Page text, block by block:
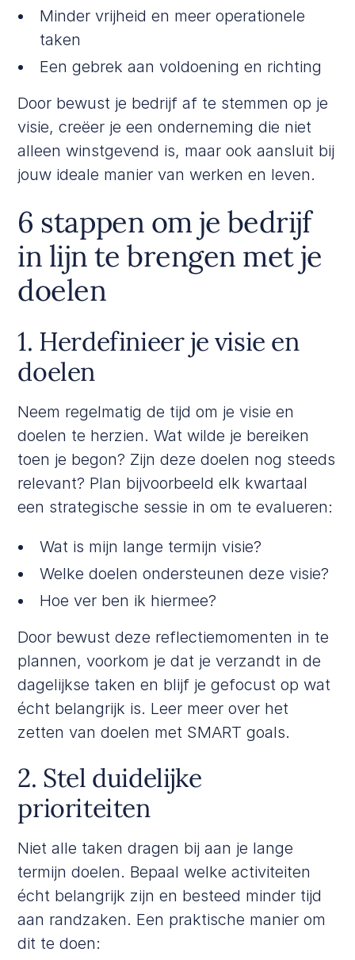
Minder vrijheid en meer operationele
taken
Een gebrek aan voldoening en richting
Door bewust je bedrijf af te stemmen op je
visie, creëer je een onderneming die niet
alleen winstgevend is, maar ook aansluit bij
jouw ideale manier van werken en leven.
6 stappen om je bedrijf
in lijn te brengen met je
doelen
1. Herdefinieer je visie en
doelen
Neem regelmatig de tijd om je visie en
doelen te herzien. Wat wilde je bereiken
toen je begon? Zijn deze doelen nog steeds
relevant? Plan bijvoorbeeld elk kwartaal
een strategische sessie in om te evalueren:
Wat is mijn lange termijn visie?
Welke doelen ondersteunen deze visie?
Hoe ver ben ik hiermee?
Door bewust deze reflectiemomenten in te
plannen, voorkom je dat je verzandt in de
dagelijkse taken en blijf je gefocust op wat
écht belangrijk is. Leer meer over het
zetten van doelen met SMART goals.
2. Stel duidelijke
prioriteiten
Niet alle taken dragen bij aan je lange
termijn doelen. Bepaal welke activiteiten
écht belangrijk zijn en besteed minder tijd
aan randzaken. Een praktische manier om
dit te doen: